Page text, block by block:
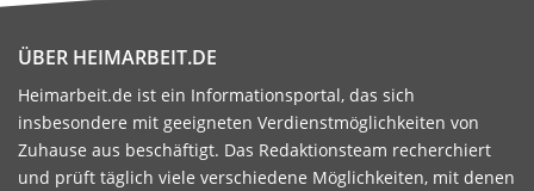
ÜBER HEIMARBEIT.DE
Heimarbeit.de ist ein Informationsportal, das sich
insbesondere mit geeigneten Verdienstmöglichkeiten von
Zuhause aus beschäftigt. Das Redaktionsteam recherchiert
und prüft täglich viele verschiedene Möglichkeiten, mit denen